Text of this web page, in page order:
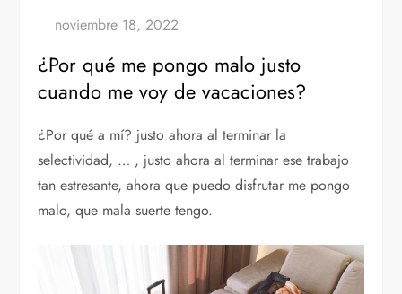
¿Por qué me pongo malo justo
cuando me voy de vacaciones?
¿Por qué a mí? justo ahora al terminar la
selectividad, … , justo ahora al terminar ese trabajo
tan estresante, ahora que puedo disfrutar me pongo
malo, que mala suerte tengo.